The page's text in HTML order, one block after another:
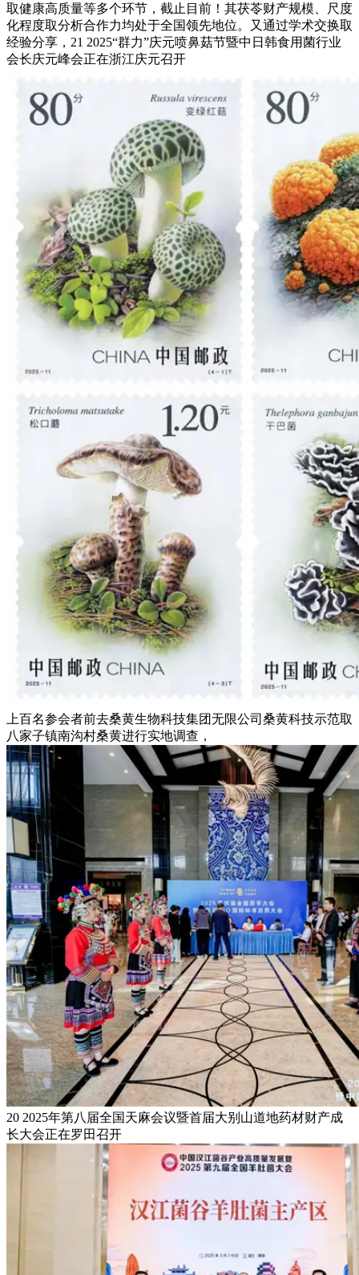
取健康高质量等多个环节，截止目前！其茯苓财产规模、尺度
化程度取分析合作力均处于全国领先地位。又通过学术交换取
经验分享，21 2025“群力”庆元喷鼻菇节暨中日韩食用菌行业
会长庆元峰会正在浙江庆元召开
上百名参会者前去桑黄生物科技集团无限公司桑黄科技示范取
八家子镇南沟村桑黄进行实地调查，
20 2025年第八届全国天麻会议暨首届大别山道地药材财产成
长大会正在罗田召开